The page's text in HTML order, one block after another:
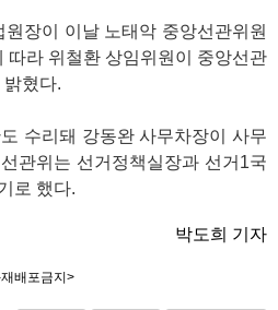
장이 이날 노태악 중앙선관위원
따라 위철환 상임위원이 중앙선관
혔다.
수리돼 강동완 사무차장이 사무
관위는 선거정책실장과 선거1국
로 했다.
박도희 기자
배포금지>